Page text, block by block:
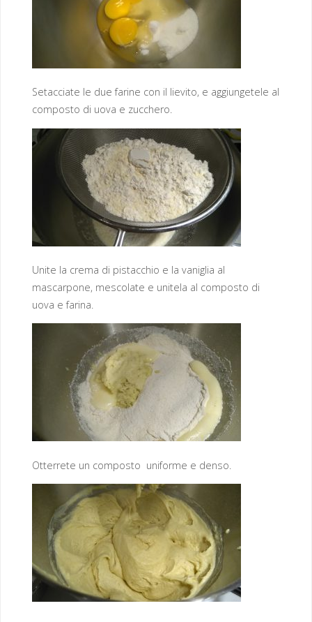
Setacciate le due farine con il lievito, e aggiungetele al
composto di uova e zucchero.
Unite la crema di pistacchio e la vaniglia al
mascarpone, mescolate e unitela al composto di
uova e farina.
Otterrete un composto uniforme e denso.